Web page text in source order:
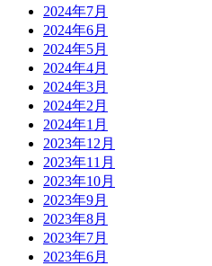
2024年7月
2024年6月
2024年5月
2024年4月
2024年3月
2024年2月
2024年1月
2023年12月
2023年11月
2023年10月
2023年9月
2023年8月
2023年7月
2023年6月